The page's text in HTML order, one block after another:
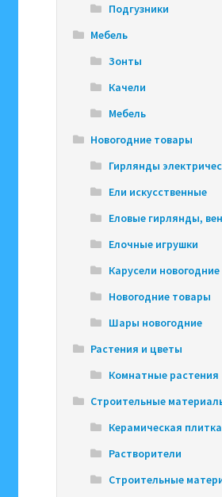
Подгузники
Мебель
Зонты
Качели
Мебель
Новогодние товары
Гирлянды
Ели искусственные
Еловые гирлянды,
Елочные игрушки
Карусели новогодние
Новогодние товары
Шары новогодние
Растения и цветы
Комнатные растения
Строительные
Керамическая плитка
Растворители
Строительные